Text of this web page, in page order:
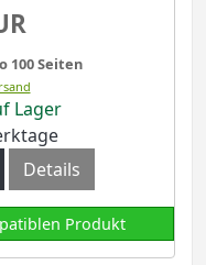
100 Seiten
Lager
Details
Produkt